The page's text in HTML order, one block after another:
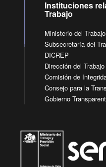
Instituciones
Trabajo
Ministerio del
Subsecretaría del
DICREP
Dirección del Trabajo
Comisión de
Consejo para la
Gobierno